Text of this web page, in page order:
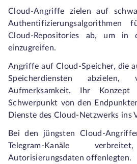
Cloud-Angriffe zielen auf
Cloud-Repositories ab, um in
einzugreifen.
Angriffe auf Cloud-Speicher, die
Speicherdiensten abzielen,
Aufmerksamkeit. Ihr
Schwerpunkt von den
Dienste des Cloud-Netzwerks ins
Bei den jüngsten Cloud-
Telegram-Kanäle
Autorisierungsdaten offenlegten.